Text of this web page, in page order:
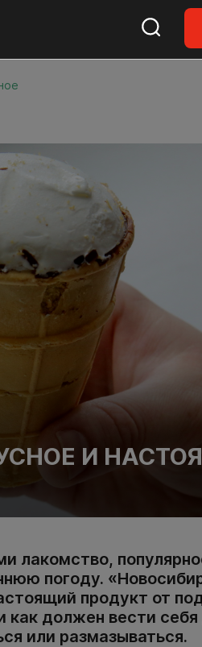
И
погоду.
продукт от
должен вести себя
или размазываться.